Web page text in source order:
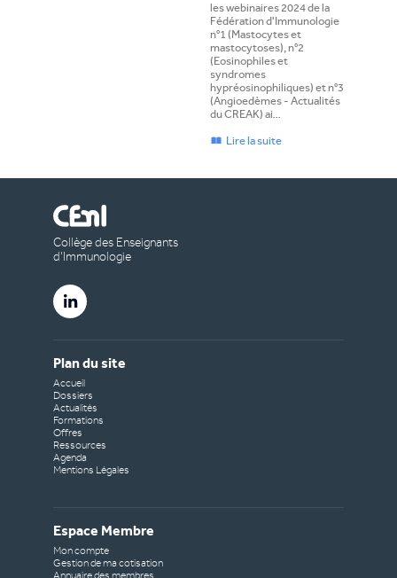
les webinaires 2024 de la
Fédération d'Immunologie
n°1 (Mastocytes et
mastocytoses), n°2
(Eosinophiles et
syndromes
hypréosinophiliques) et n°3
(Angioedèmes - Actualités
du CREAK) ai…
Lire la suite
Collège des Enseignants
d’Immunologie
Plan du site
Accueil
Dossiers
Actualités
Formations
Offres
Ressources
Agenda
Mentions Légales
Espace Membre
Mon compte
Gestion de ma cotisation